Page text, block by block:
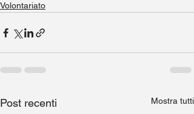
Volontariato
Post recenti Mostra tutti